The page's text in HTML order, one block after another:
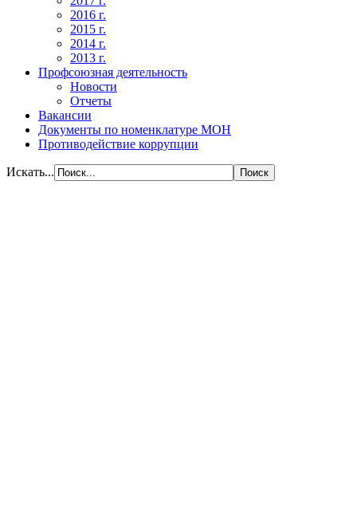
2016 г.
2015 г.
2014 г.
2013 г.
Профсоюзная деятельность
Новости
Отчеты
Вакансии
Документы по номенклатуре МОН
Противодействие коррупции
Искать...